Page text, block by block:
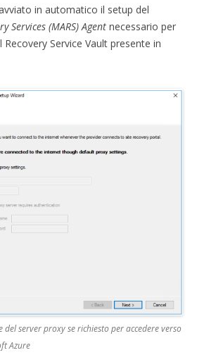
in automatico il setup del
Services (MARS) Agent necessario per
Service Vault presente in
server proxy se richiesto per accedere verso
Azure